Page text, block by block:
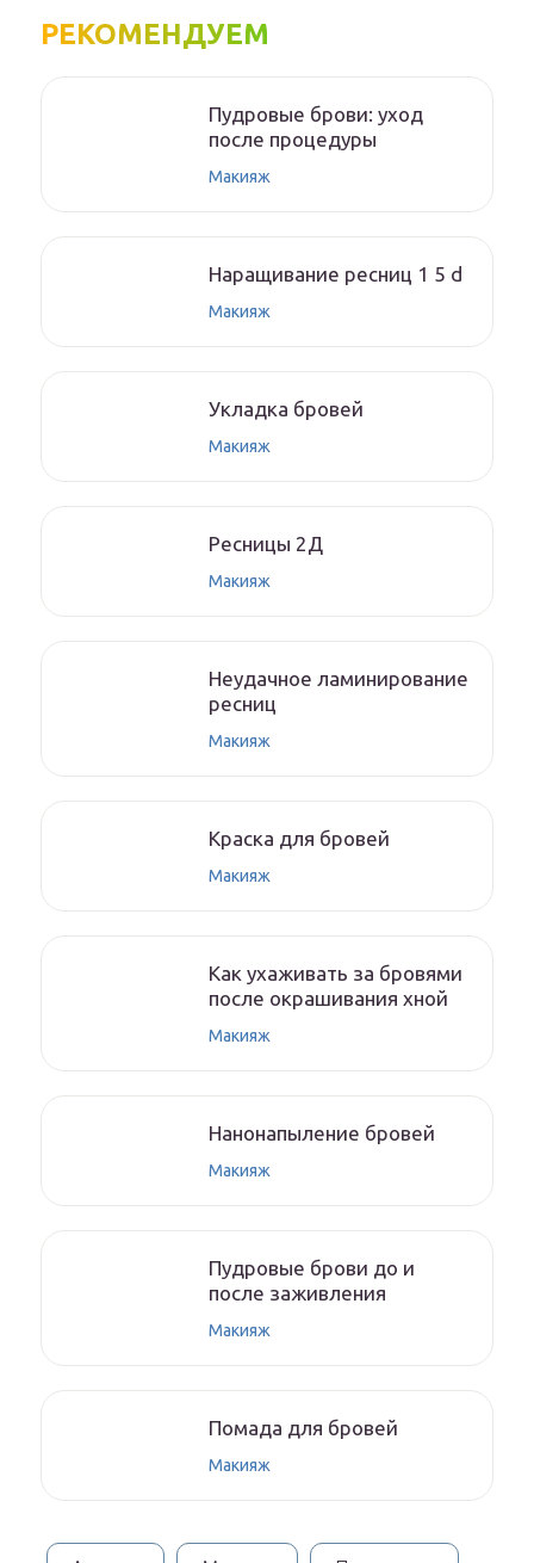
РЕКОМЕНДУЕМ
Пудровые брови: уход
после процедуры
Макияж
Наращивание ресниц 1 5 d
Макияж
Укладка бровей
Макияж
Ресницы 2Д
Макияж
Неудачное ламинирование
ресниц
Макияж
Краска для бровей
Макияж
Как ухаживать за бровями
после окрашивания хной
Макияж
Нанонапыление бровей
Макияж
Пудровые брови до и
после заживления
Макияж
Помада для бровей
Макияж